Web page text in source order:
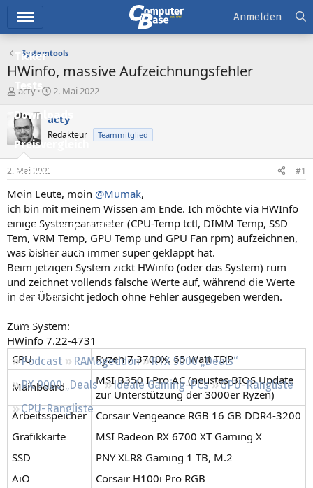
Ticker
Downloads
Preisvergleich
Forum
Aktuelles
Empfohlene Inhalte
Neue Beiträge
Neueste Aktivitäten
Leserartikel
Regeln
Podcast RAMageddon
RTX 5000 „Deals“
RX 9000 „Deals“
Ideale Gaming-PCs
GPU-Rangliste
CPU-Rangliste
Anmelden
Systemtools
HWinfo, massive Aufzeichnungsfehler
E
s
t
e
l
e
r
acty
E
s
e
t
a
m
2. Mai 2022
acty
Redakteur Teammitglied
2. Mai 2022 #1
Moin Leute, moin @Mumak,
ich bin mit meinem Wissen am Ende. Ich möchte via HWInfo
einige Systemparameter (CPU-Temp tctl, DIMM Temp, SSD
Tem, VRM Temp, GPU Temp und GPU Fan rpm) aufzeichnen,
was bisher auch immer super geklappt hat.
Beim jetzigen System zickt HWinfo (oder das System) rum
und zeichnet vollends falsche Werte auf, während die Werte
in der Übersicht jedoch ohne Fehler ausgegeben werden.
Zum System:
HWinfo 7.22-4731
CPU
Ryzen 7 3700X, 65 Watt TDP
Mainboard
MSI B350 I Pro AC (neustes BIOS Update
zur Unterstützung der 3000er Ryzen)
Arbeitsspeicher
Corsair Vengeance RGB 16 GB DDR4-3200
Grafikkarte
MSI Radeon RX 6700 XT Gaming X
SSD
PNY XLR8 Gaming 1 TB, M.2
AiO
Corsair H100i Pro RGB